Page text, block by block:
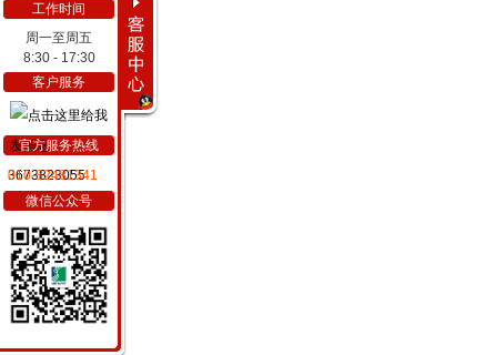
工作时间
周一至周五
8:30 - 17:30
客户服务
3673823055
官方服务热线
010-82481341
微信公众号